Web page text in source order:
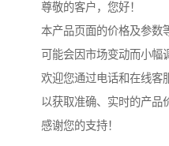
尊敬的客户，您好！
本产品页面的价格及参数
可能会因市场变动而小幅
欢迎您通过电话和在线客
以获取准确、实时的产品
感谢您的支持！